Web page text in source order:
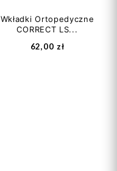
Wkładki Ortopedyczne
CORRECT LS...
62,00 zł